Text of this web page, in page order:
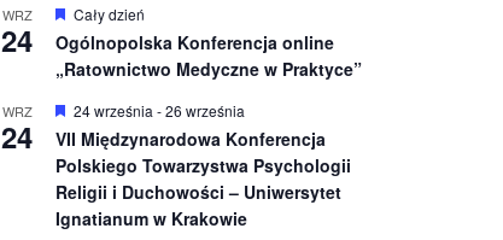
WRZ
24
W
r
ó
n
i
o
n
e
Cały dzień
Ogólnopolska Konferencja online
„Ratownictwo Medyczne w Praktyce”
WRZ
24
W
y
r
ó
ż
n
i
24 września -26 września
VII Międzynarodowa Konferencja
Polskiego Towarzystwa Psychologii
Religii i Duchowości – Uniwersytet
Ignatianum w Krakowie